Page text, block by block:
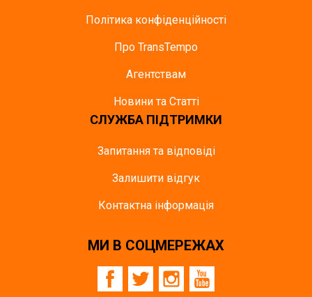
Політика конфіденційності
Про TransTempo
Агентствам
Новини та Статті
СЛУЖБА ПІДТРИМКИ
Запитання та відповіді
Залишити відгук
Контактна інформація
МИ В СОЦМЕРЕЖАХ